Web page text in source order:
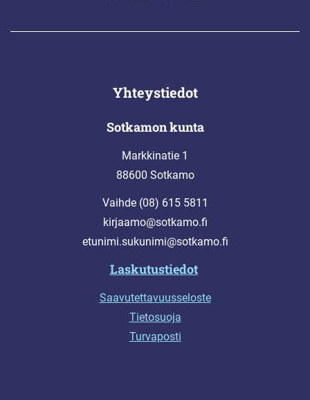
Yhteystiedot
Sotkamon kunta
Markkinatie 1
88600 Sotkamo
Vaihde (08) 615 5811
kirjaamo@sotkamo.fi
etunimi.sukunimi@sotkamo.fi
Laskutustiedot
Saavutettavuusseloste
Tietosuoja
Turvaposti